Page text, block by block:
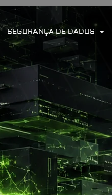
SEGURANÇA DE DADOS